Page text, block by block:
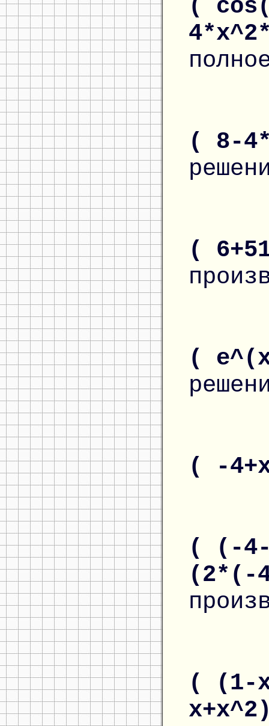
(
( 8-
(
(
( -
( (-4-
(2*(-
( (1-